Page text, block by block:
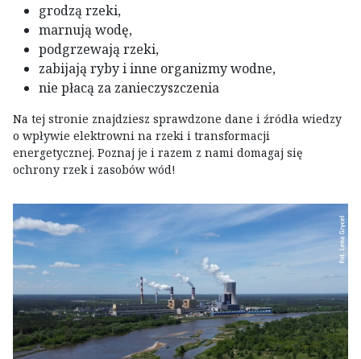
grodzą rzeki,
marnują wodę,
podgrzewają rzeki,
zabijają ryby i inne organizmy wodne,
nie płacą za zanieczyszczenia
Na tej stronie znajdziesz sprawdzone dane i źródła wiedzy
o wpływie elektrowni na rzeki i transformacji
energetycznej. Poznaj je i razem z nami domagaj się
ochrony rzek i zasobów wód!